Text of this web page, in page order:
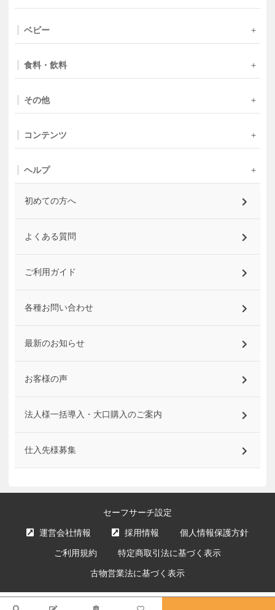
ベビー
食料・飲料
その他
コンテンツ
ヘルプ
初めての方へ
よくある質問
ご利用ガイド
各種お問い合わせ
最新のお知らせ
お客様の声
法人様一括導入・大口購入のご案内
仕入先様募集
セーフサーチ設定
運営会社情報 採用情報 個人情報保護方針
ご利用規約 特定商取引法に基づく表示
古物営業法に基づく表示
サイト内の文章、画像などの著作物はエクスプライス株式会社に属します。